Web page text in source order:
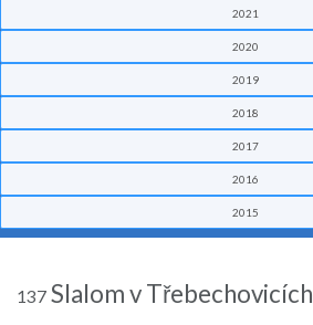
2021
2020
2019
2018
2017
2016
2015
137 Slalom v Třebechovicích